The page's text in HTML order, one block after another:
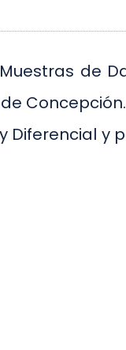
de
Diferencial y